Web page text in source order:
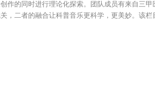
作的同时进行理论化探索。团队成员有来自三
，二者的融合让科普音乐更科学，更美妙。该